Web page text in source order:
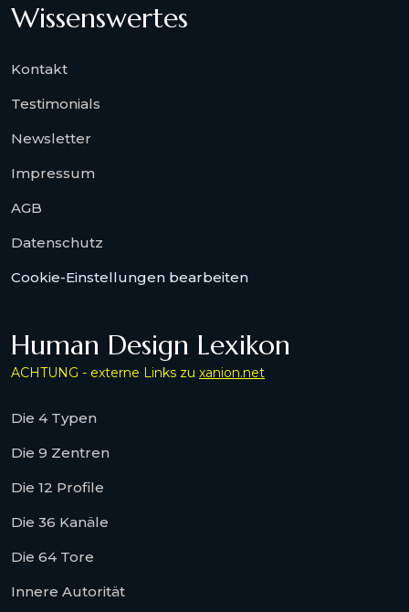
Wissenswertes
Kontakt
Testimonials
Newsletter
Impressum
AGB
Datenschutz
Cookie-Einstellungen bearbeiten
Human Design Lexikon
ACHTUNG - externe Links zu xanion.net
Die 4 Typen
Die 9 Zentren
Die 12 Profile
Die 36 Kanäle
Die 64 Tore
Innere Autorität